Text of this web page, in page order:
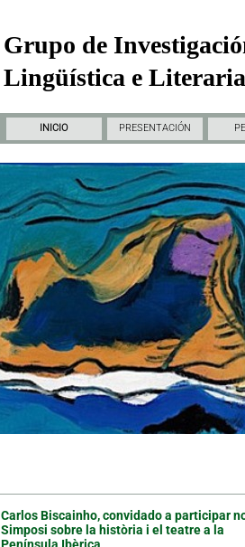
Grupo de
Lingüística e
INICIO PRESENTACIÓN
Carlos Biscainho, convidado a participar
Simposi sobre la història i el teatre a la